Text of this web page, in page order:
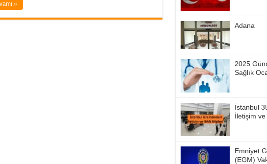
»
Adana
2025
Sağlık
İstanbul
İletişim
Emniyet
(EGM)